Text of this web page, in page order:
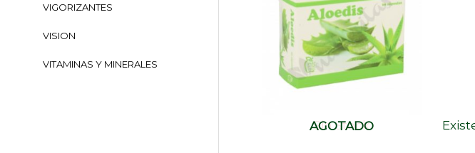
VIGORIZANTES
VISION
VITAMINAS Y MINERALES
AGOTADO
Sin Stock